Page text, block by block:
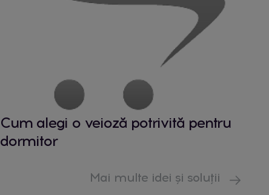
Cum alegi o veioză potrivită pentru
dormitor
Mai multe idei și soluții